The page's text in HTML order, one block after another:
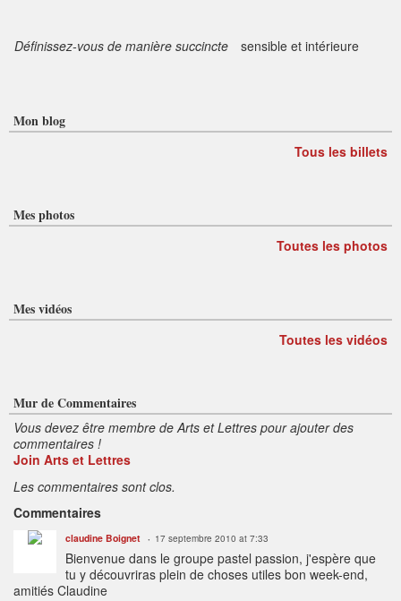
Définissez-vous de manière succincte sensible et intérieure
Mon blog
Tous les billets
Mes photos
Toutes les photos
Mes vidéos
Toutes les vidéos
Mur de Commentaires
Vous devez être membre de Arts et Lettres pour ajouter des
commentaires !
Join Arts et Lettres
Les commentaires sont clos.
Commentaires
claudine Boignet 17 septembre 2010 at 7:33
Bienvenue dans le groupe pastel passion, j'espère que
tu y découvriras plein de choses utiles bon week-end,
amitiés Claudine